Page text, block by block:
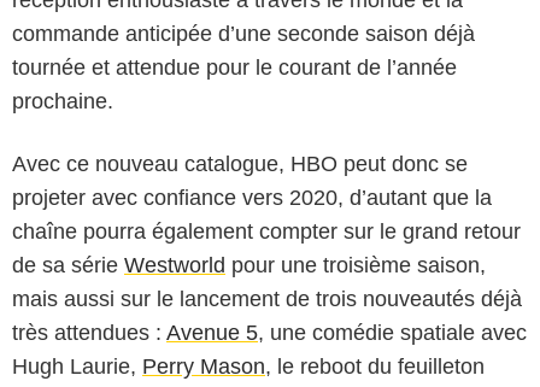
commande anticipée d’une seconde saison déjà
tournée et attendue pour le courant de l’année
prochaine.
Avec ce nouveau catalogue, HBO peut donc se
projeter avec confiance vers 2020, d’autant que la
chaîne pourra également compter sur le grand retour
de sa série Westworld pour une troisième saison,
mais aussi sur le lancement de trois nouveautés déjà
très attendues : Avenue 5, une comédie spatiale avec
Hugh Laurie, Perry Mason, le reboot du feuilleton